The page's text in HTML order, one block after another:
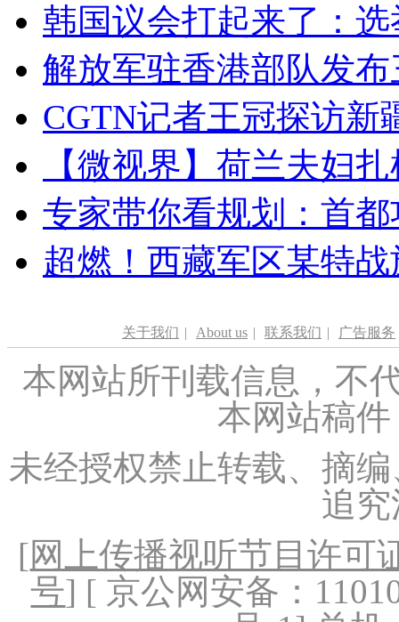
韩国议会打起来了：
解放军驻香港部队发
CGTN记者王冠探访新
【微视界】荷兰夫妇
专家带你看规划：首
超燃！西藏军区某特
关于我们 | About us | 联系我们 | 广告服务
本网站所刊载信息，不
本网站稿
未经授权禁止转载、摘
追
[网上传播视听节目许可
号] [ 京公网安备：